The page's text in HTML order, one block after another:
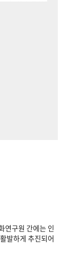
연구원 간에는 인
발하게 추진되어